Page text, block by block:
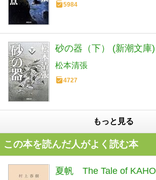
5984
砂の器（下） (新潮文庫)
松本清張
4727
もっと見る
この本を読んだ人がよく読む本
夏帆 The Tale of KAHO